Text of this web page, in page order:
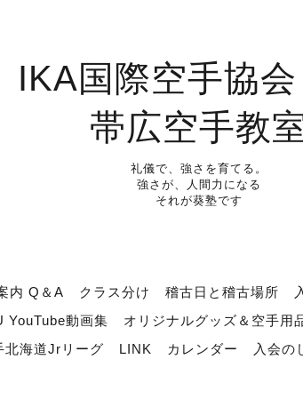
IKA国際空手協
帯広空手教
礼儀で、強さを育てる。
強さが、人間力になる
それが葵塾です
内 Q＆A クラス分け 稽古日と稽古場所
YouTube動画集
オリジナルグッズ＆空手用
北海道Jrリーグ
LINK カレンダー 入会の